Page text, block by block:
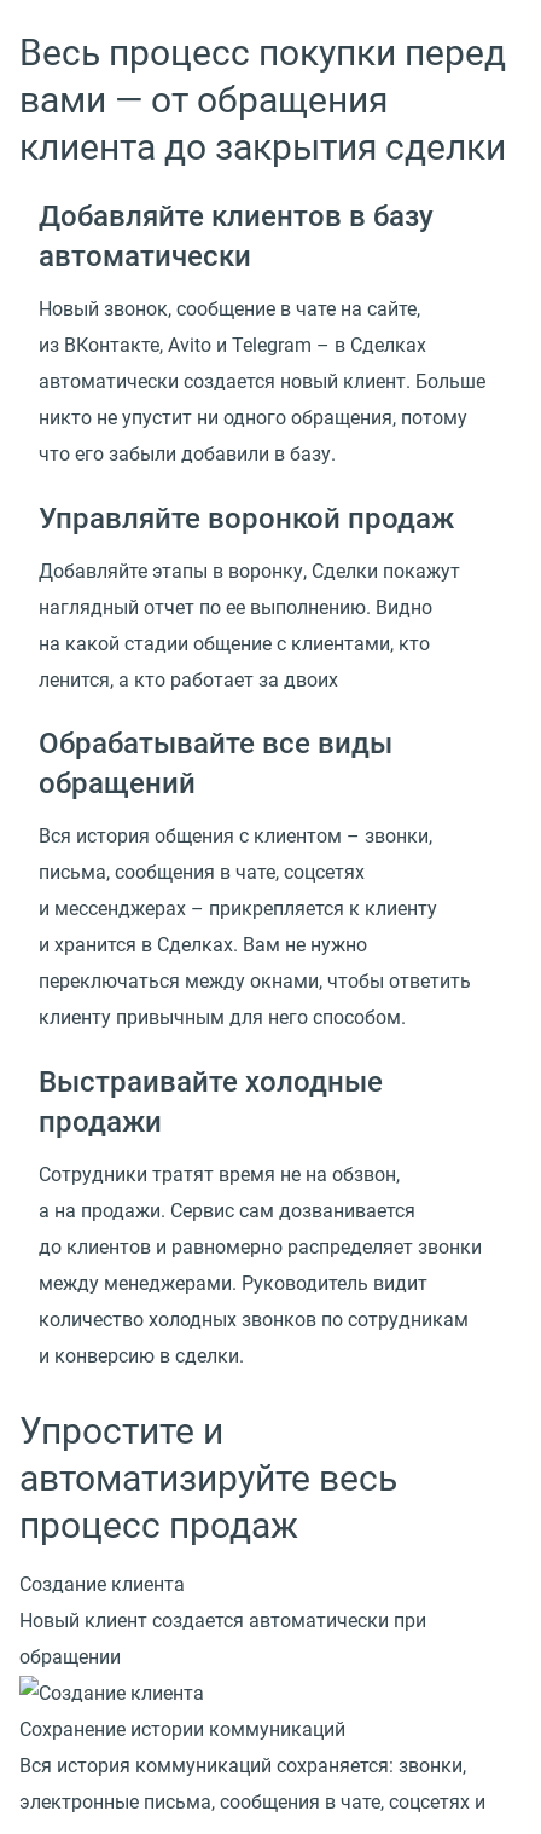
Весь процесс покупки перед
вами — от обращения
клиента до закрытия сделки
Добавляйте клиентов в базу
автоматически
Новый звонок, сообщение в чате на сайте,
из ВКонтакте, Avito и Telegram – в Сделках
автоматически создается новый клиент. Больше
никто не упустит ни одного обращения, потому
что его забыли добавили в базу.
Управляйте воронкой продаж
Добавляйте этапы в воронку, Сделки покажут
наглядный отчет по ее выполнению. Видно
на какой стадии общение с клиентами, кто
ленится, а кто работает за двоих
Обрабатывайте все виды
обращений
Вся история общения с клиентом – звонки,
письма, сообщения в чате, соцсетях
и мессенджерах – прикрепляется к клиенту
и хранится в Сделках. Вам не нужно
переключаться между окнами, чтобы ответить
клиенту привычным для него способом.
Выстраивайте холодные
продажи
Сотрудники тратят время не на обзвон,
а на продажи. Сервис сам дозванивается
до клиентов и равномерно распределяет звонки
между менеджерами. Руководитель видит
количество холодных звонков по сотрудникам
и конверсию в сделки.
Упростите и
автоматизируйте весь
процесс продаж
Создание клиента
Новый клиент создается автоматически при
обращении
Сохранение истории коммуникаций
Вся история коммуникаций сохраняется: звонки,
электронные письма, сообщения в чате, соцсетях и